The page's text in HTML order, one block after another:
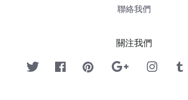
聯絡我們
關注我們
Twitter FacebookPinterest Google